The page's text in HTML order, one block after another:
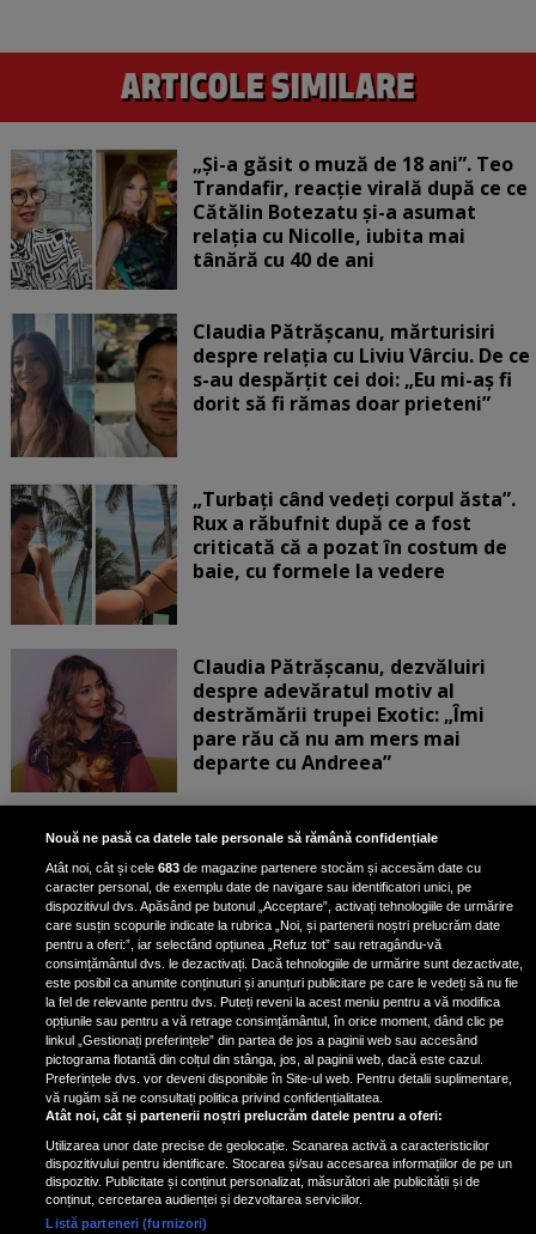
„Și-a găsit o muză de 18 ani”. Teo
Trandafir, reacție virală după ce ce
Cătălin Botezatu și-a asumat
relația cu Nicolle, iubita mai
tânără cu 40 de ani
Claudia Pătrășcanu, mărturisiri
despre relația cu Liviu Vârciu. De ce
s-au despărțit cei doi: „Eu mi-aș fi
dorit să fi rămas doar prieteni”
„Turbați când vedeți corpul ăsta”.
Rux a răbufnit după ce a fost
criticată că a pozat în costum de
baie, cu formele la vedere
Claudia Pătrășcanu, dezvăluiri
despre adevăratul motiv al
destrămării trupei Exotic: „Îmi
pare rău că nu am mers mai
departe cu Andreea”
Scene incredibile! Ilinca Vandici a
pus mâna pe aparatul de
fotografiat al unui paparazzo și i l-
a aruncat la gunoi: „S-a dus la
poliție. Nu mai aveam aer”
Oana Moșneagu, mărturisiri
despre începutul relației cu Vlad
Gherman: „Eu am fost îngrozită de
aceasta posibilă relație”
Nouă ne pasă ca datele tale personale să rămână confidențiale
Atât noi, cât și cele683 de magazine partenere stocăm și accesăm date cu
caracter personal, de exemplu date de navigare sau identificatori unici, pe
dispozitivul dvs. Apăsând pe butonul „Acceptare”, activați tehnologiile de urmărire
care susțin scopurile indicate la rubrica „Noi, și partenerii noștri prelucrăm date
pentru a oferi:”, iar selectând opțiunea „Refuz tot” sau retragându-vă
consimțământul dvs. le dezactivați. Dacă tehnologiile de urmărire sunt dezactivate,
este posibil ca anumite conținuturi și anunțuri publicitare pe care le vedeți să nu fie
la fel de relevante pentru dvs. Puteți reveni la acest meniu pentru a vă modifica
opțiunile sau pentru a vă retrage consimțământul, în orice moment, dând clic pe
linkul „Gestionați preferințele” din partea de jos a paginii web sau accesând
pictograma flotantă din colțul din stânga, jos, al paginii web, dacă este cazul.
Preferințele dvs. vor deveni disponibile în Site-ul web. Pentru detalii suplimentare,
vă rugăm să ne consultați politica privind confidențialitatea.
Atât noi, cât și partenerii noștri prelucrăm datele pentru a oferi:
Utilizarea unor date precise de geolocație. Scanarea activă a caracteristicilor
dispozitivului pentru identificare. Stocarea și/sau accesarea informațiilor de pe un
dispozitiv. Publicitate și conținut personalizat, măsurători ale publicității și de
conținut, cercetarea audienței și dezvoltarea serviciilor.
Listă parteneri (furnizori)